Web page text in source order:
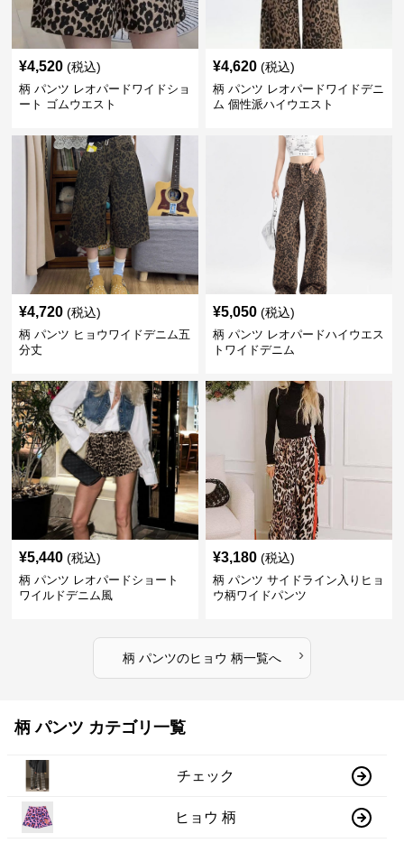
¥4,520 (税込)
柄 パンツ レオパードワイドショ
ート ゴムウエスト
¥4,620 (税込)
柄 パンツ レオパードワイドデニ
ム 個性派ハイウエスト
¥4,720 (税込)
柄 パンツ ヒョウワイドデニム五
分丈
¥5,050 (税込)
柄 パンツ レオパードハイウエス
トワイドデニム
¥5,440 (税込)
柄 パンツ レオパードショート
ワイルドデニム風
¥3,180 (税込)
柄 パンツ サイドライン入りヒョ
ウ柄ワイドパンツ
柄 パンツのヒョウ 柄一覧へ ›
柄 パンツ カテゴリ一覧
チェック
ヒョウ 柄